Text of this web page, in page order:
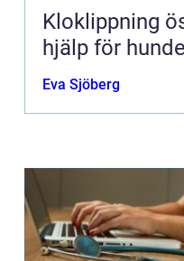
Kloklippning
hjälp för
Eva Sjöberg